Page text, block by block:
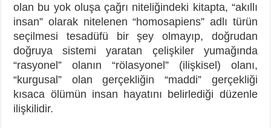
olan bu yok oluşa çağrı niteliğindeki kitapta, “akıllı
insan” olarak nitelenen “homosapiens” adlı türün
seçilmesi tesadüfü bir şey olmayıp, doğrudan
doğruya sistemi yaratan çelişkiler yumağında
“rasyonel” olanın “rölasyonel” (ilişkisel) olanı,
“kurgusal” olan gerçekliğin “maddi” gerçekliği
kısaca ölümün insan hayatını belirlediği düzenle
ilişkilidir.